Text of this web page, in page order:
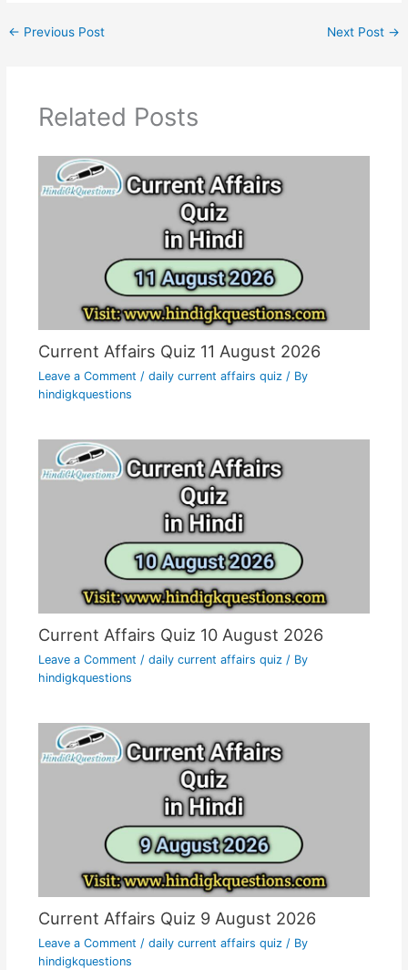
← Previous Post Next Post →
Related Posts
Current Affairs Quiz 11 August 2026
Leave a Comment / daily current affairs quiz/ By
hindigkquestions
Current Affairs Quiz 10 August 2026
Leave a Comment / daily current affairs quiz/ By
hindigkquestions
Current Affairs Quiz 9 August 2026
Leave a Comment / daily current affairs quiz/ By
hindigkquestions